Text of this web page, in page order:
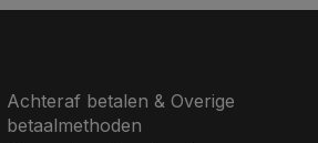
Achteraf betalen & Overige
betaalmethoden